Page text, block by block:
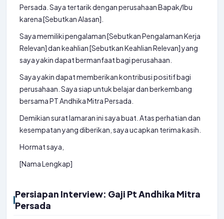
Persada. Saya tertarik dengan perusahaan Bapak/Ibu
karena [Sebutkan Alasan].
Saya memiliki pengalaman [Sebutkan Pengalaman Kerja
Relevan] dan keahlian [Sebutkan Keahlian Relevan] yang
saya yakin dapat bermanfaat bagi perusahaan.
Saya yakin dapat memberikan kontribusi positif bagi
perusahaan. Saya siap untuk belajar dan berkembang
bersama PT Andhika Mitra Persada.
Demikian surat lamaran ini saya buat. Atas perhatian dan
kesempatan yang diberikan, saya ucapkan terima kasih.
Hormat saya,
[Nama Lengkap]
Persiapan Interview: Gaji Pt Andhika Mitra
Persada